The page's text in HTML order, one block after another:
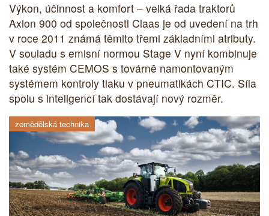
Výkon, účinnost a komfort – velká řada traktorů
Axion 900 od společnosti Claas je od uvedení na trh
v roce 2011 známá těmito třemi základními atributy.
V souladu s emisní normou Stage V nyní kombinuje
také systém CEMOS s továrně namontovaným
systémem kontroly tlaku v pneumatikách CTIC. Síla
spolu s inteligencí tak dostávají nový rozměr.
zemědělská technika